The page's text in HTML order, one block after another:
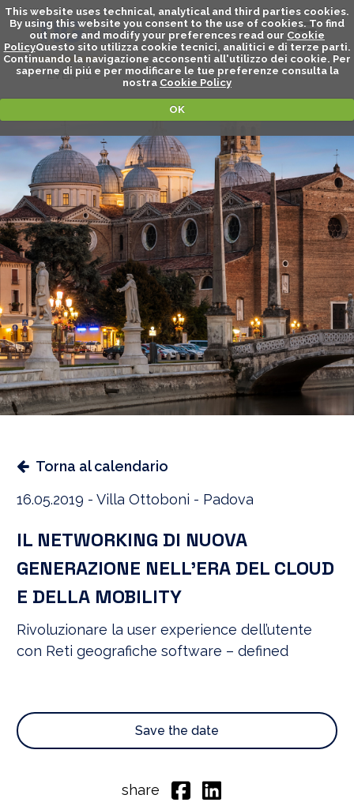
This website uses technical, analytical and third parties cookies.
By using this website you consent to the use of cookies. To find
out more and modify your preferences read our Cookie
PolicyQuesto sito utilizza cookie tecnici, analitici e di terze parti.
Continuando la navigazione acconsenti all'utilizzo dei cookie. Per
saperne di piú e per modificare le tue preferenze consulta la
nostra Cookie Policy
OK
EVENTS
Torna al calendario
16.05.2019 - Villa Ottoboni - Padova
IL NETWORKING DI NUOVA
GENERAZIONE NELL’ERA DEL CLOUD
E DELLA MOBILITY
Rivoluzionare la user experience dell’utente
con Reti geografiche software – defined
Save the date
share